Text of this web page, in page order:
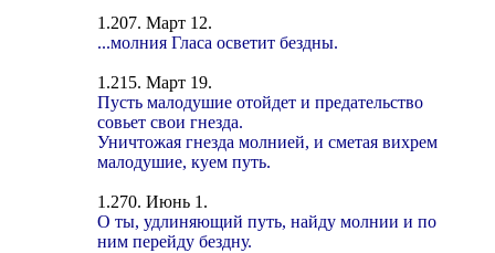
1.207. Март 12.
...молния Гласа осветит бездны.
1.215. Март 19.
Пусть малодушие отойдет и предательство
совьет свои гнезда.
Уничтожая гнезда молнией, и сметая вихрем
малодушие, куем путь.
1.270. Июнь 1.
О ты, удлиняющий путь, найду молнии и по
ним перейду бездну.